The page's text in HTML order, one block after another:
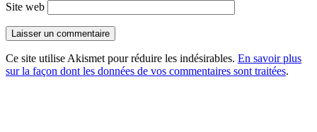
Site web
Ce site utilise Akismet pour réduire les indésirables. En savoir plus
sur la façon dont les données de vos commentaires sont traitées.